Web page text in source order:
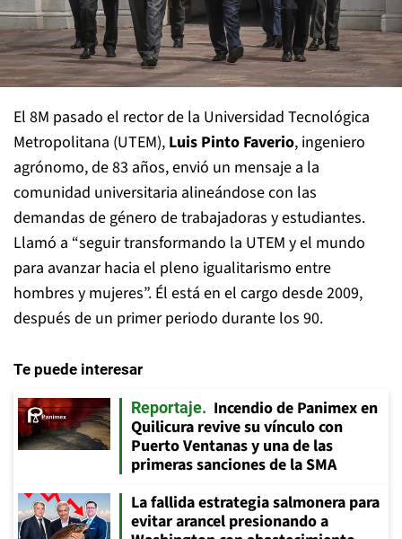
El 8M pasado el rector de la Universidad Tecnológica
Metropolitana (UTEM), Luis Pinto Faverio, ingeniero
agrónomo, de 83 años, envió un mensaje a la
comunidad universitaria alineándose con las
demandas de género de trabajadoras y estudiantes.
Llamó a “seguir transformando la UTEM y el mundo
para avanzar hacia el pleno igualitarismo entre
hombres y mujeres”. Él está en el cargo desde 2009,
después de un primer periodo durante los 90.
Te puede interesar
Reportaje
Incendio de Panimex en
Quilicura revive su vínculo con
Puerto Ventanas y una de las
primeras sanciones de la SMA
La fallida estrategia salmonera para
evitar arancel presionando a